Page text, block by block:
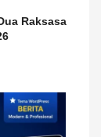
Raksasa